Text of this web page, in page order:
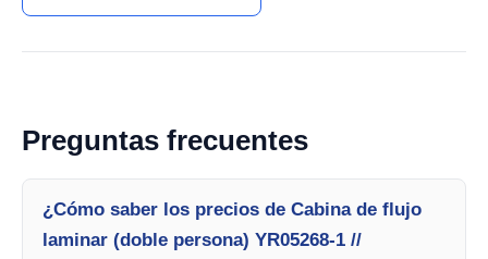
Preguntas frecuentes
¿Cómo saber los precios de Cabina de flujo
laminar (doble persona) YR05268-1 //